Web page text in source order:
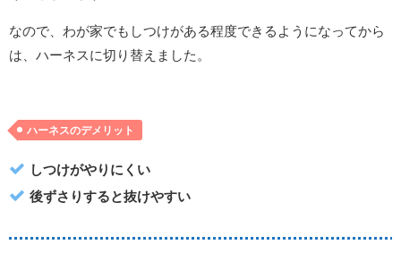
なので、わが家でもしつけがある程度できるようになってから
は、ハーネスに切り替えました。
ハーネスのデメリット
しつけがやりにくい
後ずさりすると抜けやすい